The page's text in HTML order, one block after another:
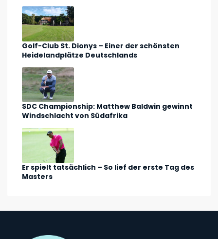
Golf-Club St. Dionys – Einer der schönsten
Heidelandplätze Deutschlands
SDC Championship: Matthew Baldwin gewinnt
Windschlacht von Südafrika
Er spielt tatsächlich – So lief der erste Tag des
Masters